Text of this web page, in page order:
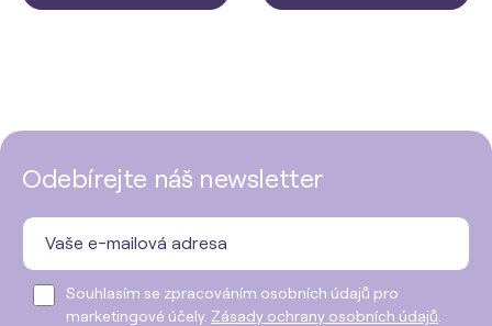
Odebírejte náš newsletter
Souhlasím se zpracováním osobních údajů pro
marketingové účely. Zásady ochrany osobních údajů